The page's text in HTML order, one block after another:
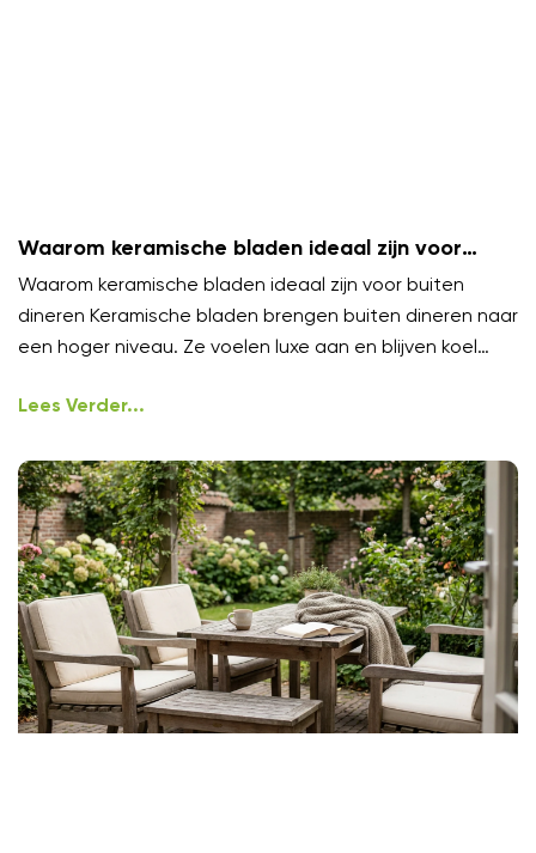
Waarom keramische bladen ideaal zijn voor
buiten dineren
Waarom keramische bladen ideaal zijn voor buiten
dineren Keramische bladen brengen buiten dineren naar
een hoger niveau. Ze voelen luxe aan en blijven koel
Lees Verder...